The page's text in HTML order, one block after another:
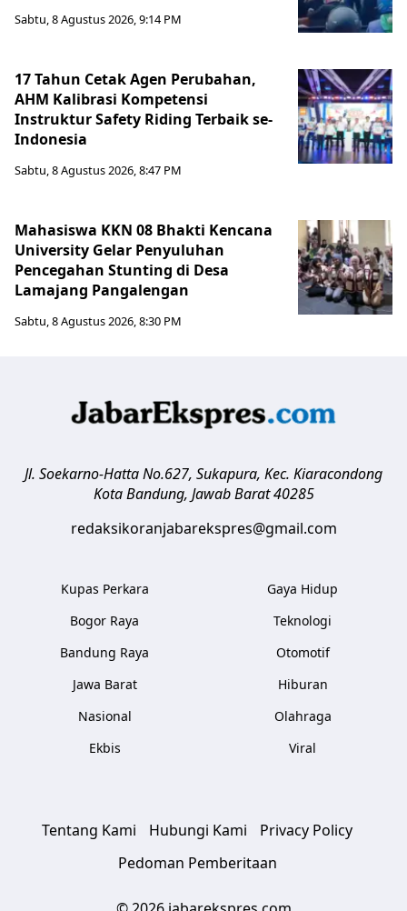
Sabtu, 8 Agustus 2026, 9:14 PM
17 Tahun Cetak Agen Perubahan,
AHM Kalibrasi Kompetensi
Instruktur Safety Riding Terbaik se-
Indonesia
Sabtu, 8 Agustus 2026, 8:47 PM
Mahasiswa KKN 08 Bhakti Kencana
University Gelar Penyuluhan
Pencegahan Stunting di Desa
Lamajang Pangalengan
Sabtu, 8 Agustus 2026, 8:30 PM
Jl. Soekarno-Hatta No.627, Sukapura, Kec. Kiaracondong
Kota Bandung, Jawab Barat 40285
redaksikoranjabarekspres@gmail.com
Kupas Perkara
Bogor Raya
Bandung Raya
Jawa Barat
Nasional
Ekbis
Gaya Hidup
Teknologi
Otomotif
Hiburan
Olahraga
Viral
Tentang Kami Hubungi Kami
Privacy Policy
Pedoman Pemberitaan